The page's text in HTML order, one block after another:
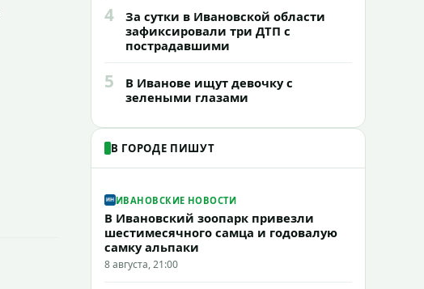
4
За сутки в Ивановской области
зафиксировали три ДТП с
пострадавшими
5
В Иванове ищут девочку с
зелеными глазами
В ГОРОДЕ ПИШУТ
ИВАНОВСКИЕ НОВОСТИ
В Ивановский зоопарк привезли
шестимесячного самца и годовалую
самку альпаки
8 августа, 21:00